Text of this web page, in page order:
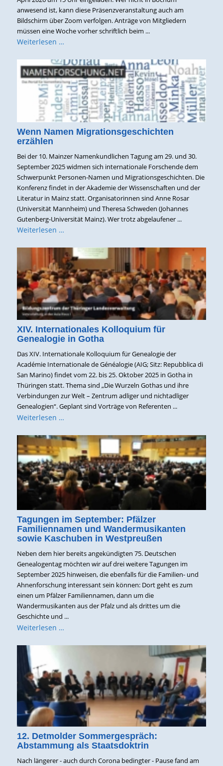
anwesend ist, kann diese Präsenzveranstaltung auch am
Bildschirm über Zoom verfolgen. Anträge von Mitgliedern
müssen eine Woche vorher schriftlich beim ...
Weiterlesen …
Wenn Namen Migrationsgeschichten
erzählen
Bei der 10. Mainzer Namenkundlichen Tagung am 29. und 30.
September 2025 widmen sich internationale Forschende dem
Schwerpunkt Personen-Namen und Migrationsgeschichten. Die
Konferenz findet in der Akademie der Wissenschaften und der
Literatur in Mainz statt. Organisatorinnen sind Anne Rosar
(Universität Mannheim) und Theresa Schweden (Johannes
Gutenberg-Universität Mainz). Wer trotz abgelaufener ...
Weiterlesen …
XIV. Internationales Kolloquium für
Genealogie in Gotha
Das XIV. Internationale Kolloquium für Genealogie der
Académie Internationale de Généalogie (AIG; Sitz: Repubblica di
San Marino) findet vom 22. bis 25. Oktober 2025 in Gotha in
Thüringen statt. Thema sind „Die Wurzeln Gothas und ihre
Verbindungen zur Welt – Zentrum adliger und nichtadliger
Genealogien“. Geplant sind Vorträge von Referenten ...
Weiterlesen …
Tagungen im September: Pfälzer
Familiennamen und Wandermusikanten
sowie Kaschuben in Westpreußen
Neben dem hier bereits angekündigten 75. Deutschen
Genealogentag möchten wir auf drei weitere Tagungen im
September 2025 hinweisen, die ebenfalls für die Familien- und
Ahnenforschung interessant sein können: Dort geht es zum
einen um Pfälzer Familiennamen, dann um die
Wandermusikanten aus der Pfalz und als drittes um die
Geschichte und ...
Weiterlesen …
12. Detmolder Sommergespräch:
Abstammung als Staatsdoktrin
Nach längerer - auch durch Corona bedingter - Pause fand am